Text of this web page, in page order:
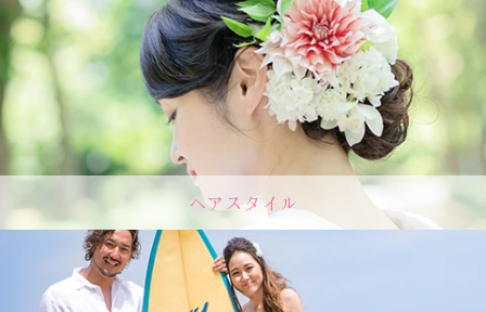
ヘアスタイル